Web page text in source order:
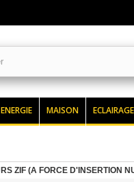
ENERGIE MAISON ECLAIRAGE
ZIF (A FORCE D'INSERTION